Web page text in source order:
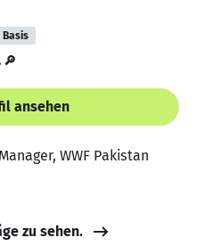
Basis
ansehen
WWF Pakistan
zu sehen.